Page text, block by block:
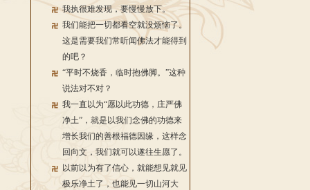
我执很难发现，要慢慢放下。
我们能把一切都看空就没烦恼了。
这是需要我们常听闻佛法才能得到
的吧？
“平时不烧香，临时抱佛脚。”这种
说法对不对？
我一直以为“愿以此功德，庄严佛
净土”，就是以我们念佛的功德来
增长我们的善根福德因缘，这样念
回向文，我们就可以遂往生愿了。
以前以为有了信心，就能想见就见
极乐净土了，也能见一切山河大